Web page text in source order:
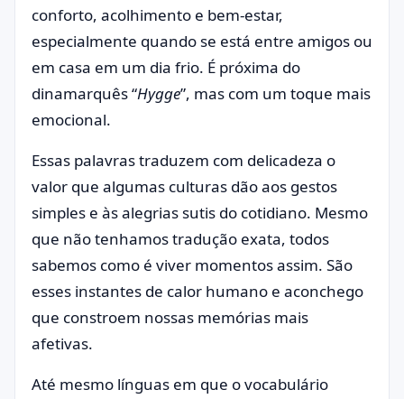
conforto, acolhimento e bem-estar,
especialmente quando se está entre amigos ou
em casa em um dia frio. É próxima do
dinamarquês “Hygge”, mas com um toque mais
emocional.
Essas palavras traduzem com delicadeza o
valor que algumas culturas dão aos gestos
simples e às alegrias sutis do cotidiano. Mesmo
que não tenhamos tradução exata, todos
sabemos como é viver momentos assim. São
esses instantes de calor humano e aconchego
que constroem nossas memórias mais
afetivas.
Até mesmo línguas em que o vocabulário